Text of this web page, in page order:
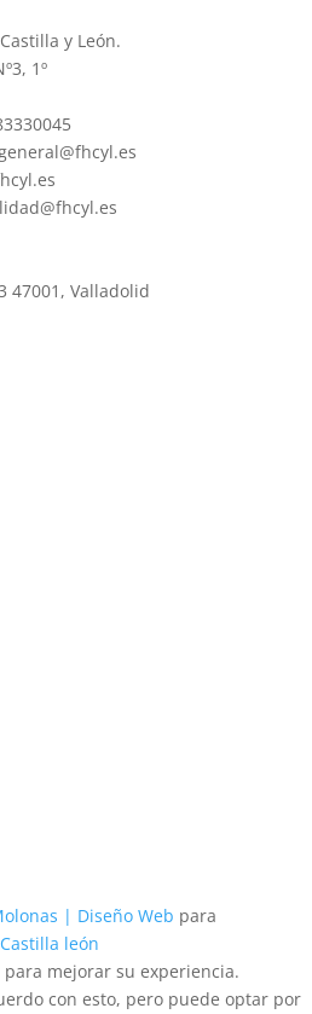
y León.
1º
47001, Valladolid
| Diseño Web para
león
mejorar su experiencia.
con esto, pero puede optar por